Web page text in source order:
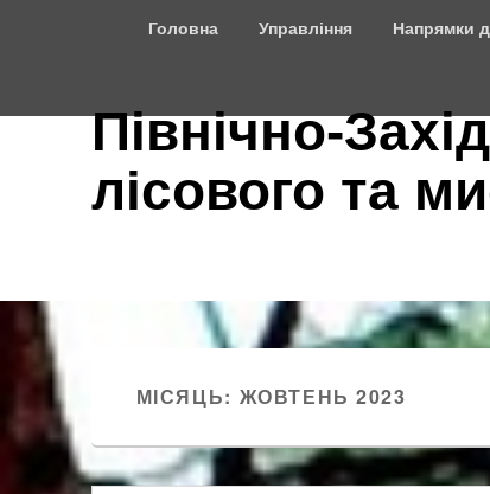
Головна Управління Напрямки
Північно-
лісового та
МІСЯЦЬ: ЖОВТЕНЬ 2023